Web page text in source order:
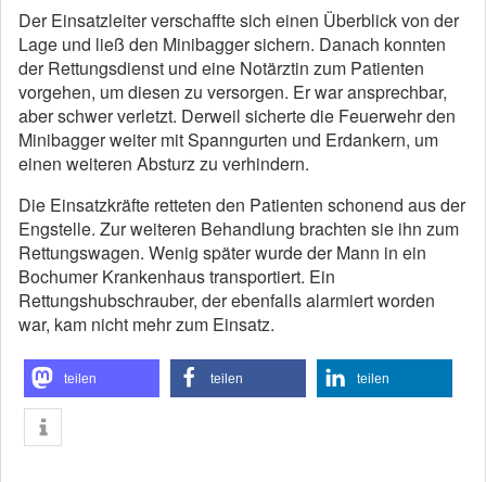
Der Einsatzleiter verschaffte sich einen Überblick von der
Lage und ließ den Minibagger sichern. Danach konnten
der Rettungsdienst und eine Notärztin zum Patienten
vorgehen, um diesen zu versorgen. Er war ansprechbar,
aber schwer verletzt. Derweil sicherte die Feuerwehr den
Minibagger weiter mit Spanngurten und Erdankern, um
einen weiteren Absturz zu verhindern.
Die Einsatzkräfte retteten den Patienten schonend aus der
Engstelle. Zur weiteren Behandlung brachten sie ihn zum
Rettungswagen. Wenig später wurde der Mann in ein
Bochumer Krankenhaus transportiert. Ein
Rettungshubschrauber, der ebenfalls alarmiert worden
war, kam nicht mehr zum Einsatz.
teilen teilen teilen